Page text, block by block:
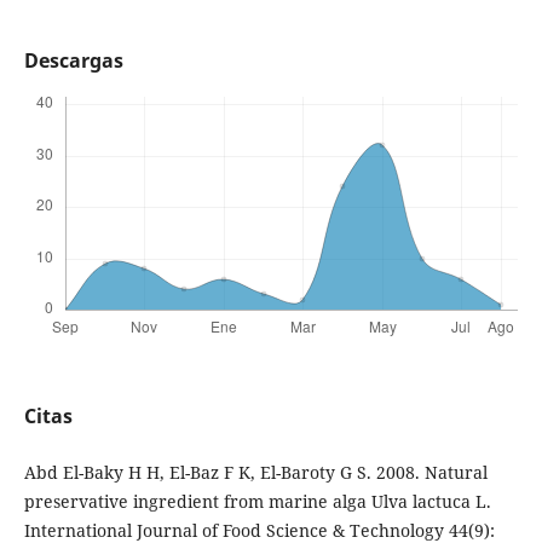
Descargas
Citas
Abd El-Baky H H, El-Baz F K, El-Baroty G S. 2008. Natural
preservative ingredient from marine alga Ulva lactuca L.
International Journal of Food Science & Technology 44(9):